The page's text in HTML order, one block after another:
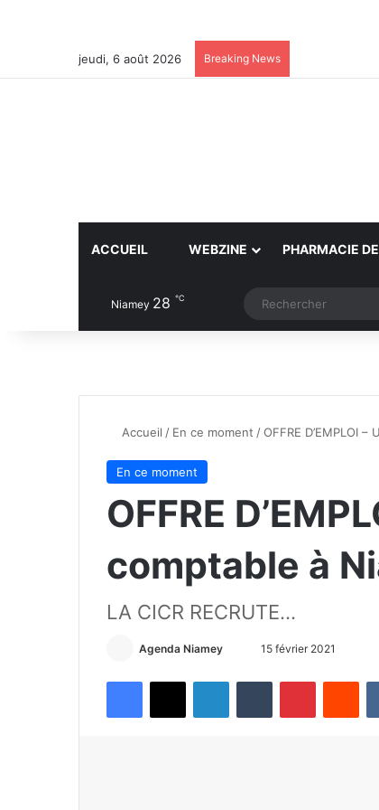
jeudi, 6 août 2026 Breaking News
ACCUEIL WEBZINE PHARMACIE
Niamey 28 ℃ Article Aléatoire
Switch skin
Accueil / En ce moment /OFFRE D’EMPLOI
En ce moment
OFFRE
comptable à
LA CICR RECRUTE...
Agenda Niamey
o
15 février 2021